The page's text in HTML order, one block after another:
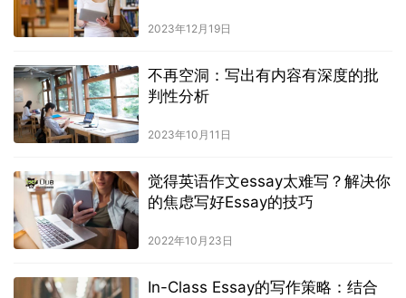
2023年12月19日
不再空洞：写出有内容有深度的批
判性分析
2023年10月11日
觉得英语作文essay太难写？解决你
的焦虑写好Essay的技巧
2022年10月23日
In-Class Essay的写作策略：结合